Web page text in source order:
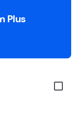
Plus